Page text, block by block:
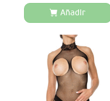
Añadir